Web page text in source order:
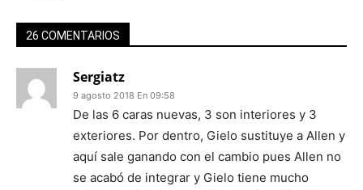
26 COMENTARIOS
Sergiatz
9 agosto 2018 En 09:58
De las 6 caras nuevas, 3 son interiores y 3
exteriores. Por dentro, Gielo sustituye a Allen y
aquí sale ganando con el cambio pues Allen no
se acabó de integrar y Gielo tiene mucho